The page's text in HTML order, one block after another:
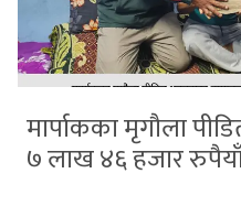
मार्पाकका मृगौला
७ लाख ४६ हजार